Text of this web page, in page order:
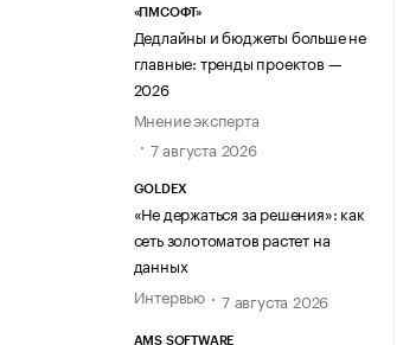
«ПМСОФТ»
Дедлайны и бюджеты больше не
главные: тренды проектов —
2026
Мнение эксперта
7 августа 2026
GOLDEX
«Не держаться за решения»: как
сеть золотоматов растет на
данных
Интервью
7 августа 2026
AMS SOFTWARE